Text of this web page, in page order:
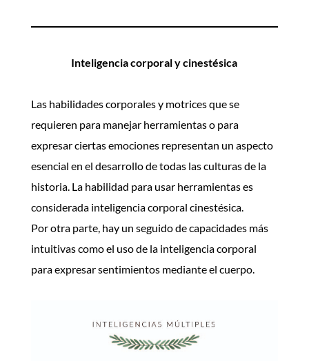
Inteligencia corporal y cinestésica
Las habilidades corporales y motrices que se
requieren para manejar herramientas o para
expresar ciertas emociones representan un aspecto
esencial en el desarrollo de todas las culturas de la
historia. La habilidad para usar herramientas es
considerada inteligencia corporal cinestésica.
Por otra parte, hay un seguido de capacidades más
intuitivas como el uso de la inteligencia corporal
para expresar sentimientos mediante el cuerpo.